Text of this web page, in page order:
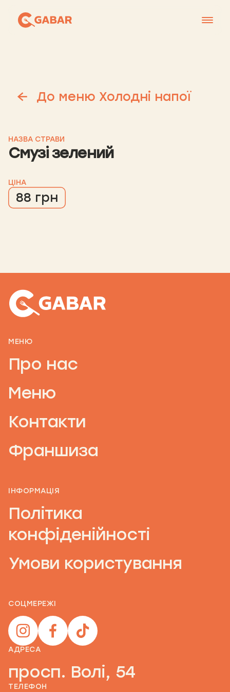
Франшиза
До меню Холодні напої
НАЗВА СТРАВИ
Смузі зелений
ЦІНА
88 грн
МЕНЮ
Про нас
Меню
Контакти
Франшиза
ІНФОРМАЦІЯ
Політика
конфіденійності
Умови користування
СОЦМЕРЕЖІ
АДРЕСА
просп. Волі, 54
ТЕЛЕФОН